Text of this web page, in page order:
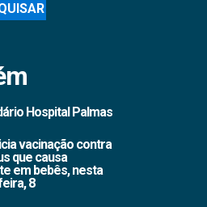
Hospital Palmas
vacinação contra
que causa
em bebês, nesta
8